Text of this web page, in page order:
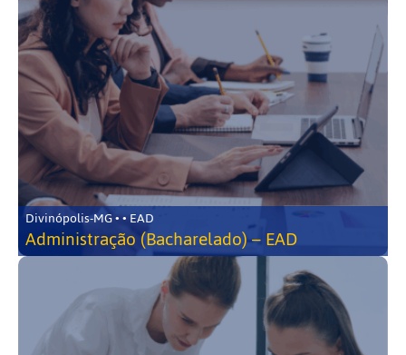
Divinópolis-MG • • EAD
Administração (Bacharelado) – EAD